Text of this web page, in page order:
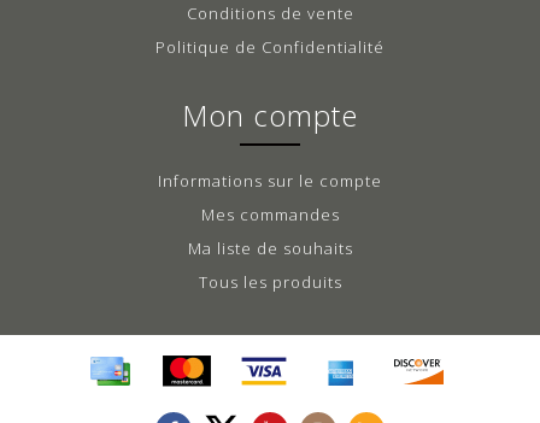
Conditions de vente
Politique de Confidentialité
Mon compte
Informations sur le compte
Mes commandes
Ma liste de souhaits
Tous les produits